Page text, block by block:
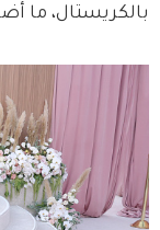
بالكريستال، ما